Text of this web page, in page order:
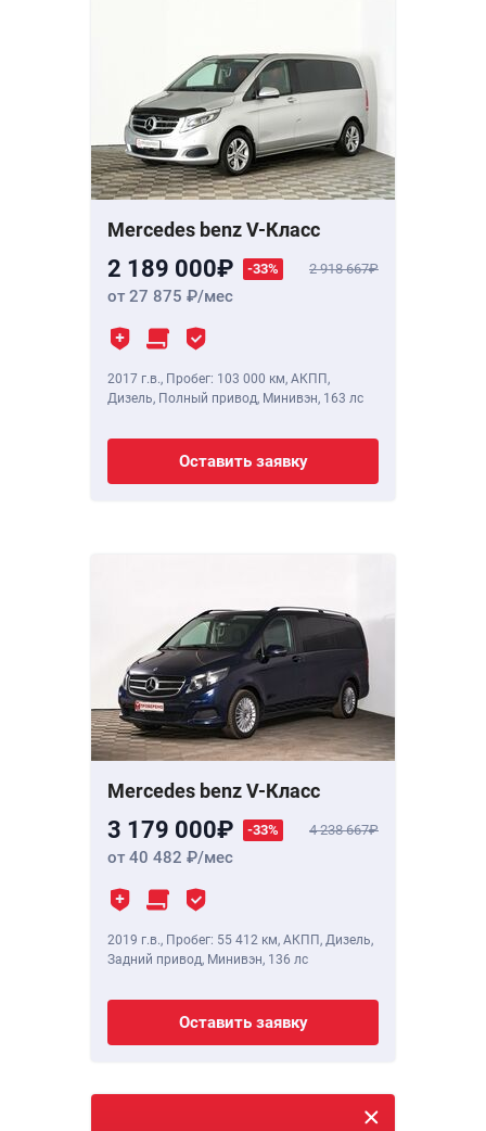
Mercedes benz V-Класс
2 189 000 -33% 2 918 667
от 27 875 /мес
2017 г.в., Пробег: 103 000 км, АКПП,
Дизель, Полный привод, Минивэн, 163 лс
Оставить заявку
Mercedes benz V-Класс
3 179 000 -33% 4 238 667
от 40 482 /мес
2019 г.в., Пробег: 55 412 км, АКПП, Дизель,
Задний привод, Минивэн, 136 лс
Оставить заявку